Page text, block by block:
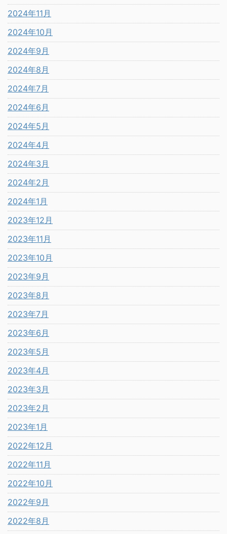
2024年11月
2024年10月
2024年9月
2024年8月
2024年7月
2024年6月
2024年5月
2024年4月
2024年3月
2024年2月
2024年1月
2023年12月
2023年11月
2023年10月
2023年9月
2023年8月
2023年7月
2023年6月
2023年5月
2023年4月
2023年3月
2023年2月
2023年1月
2022年12月
2022年11月
2022年10月
2022年9月
2022年8月